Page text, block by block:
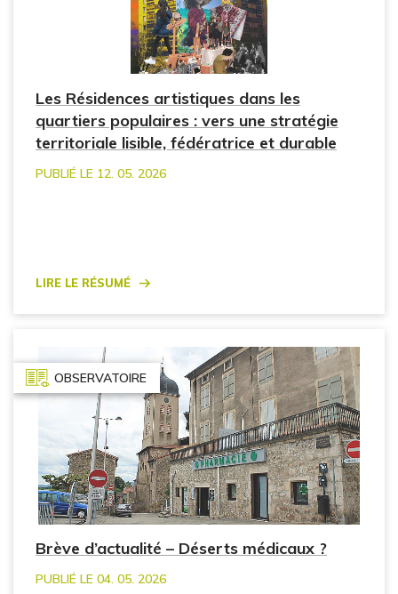
Les Résidences artistiques dans les
quartiers populaires : vers une stratégie
territoriale lisible, fédératrice et durable
PUBLIÉ LE 12. 05. 2026
Lire le résumé
OBSERVATOIRE
Brève d’actualité – Déserts médicaux ?
PUBLIÉ LE 04. 05. 2026